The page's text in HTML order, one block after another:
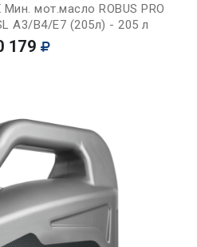
мот.масло ROBUS PRO
A3/B4/E7 (205л) - 205 л
179